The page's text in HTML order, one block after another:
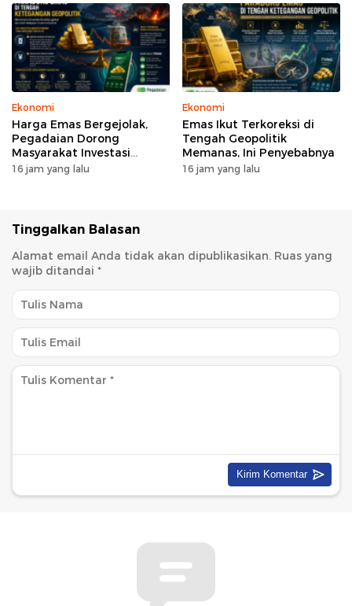
Ekonomi
Harga Emas Bergejolak,
Pegadaian Dorong
Masyarakat Investasi
Secara Bertahap
16 jam yang lalu
Ekonomi
Emas Ikut Terkoreksi di
Tengah Geopolitik
Memanas, Ini Penyebabnya
16 jam yang lalu
Tinggalkan Balasan
Alamat email Anda tidak akan dipublikasikan. Ruas yang
wajib ditandai *